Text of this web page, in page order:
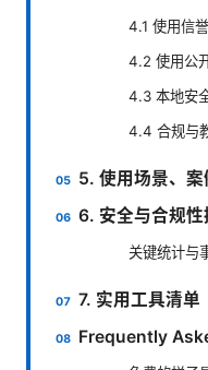
4.1 使用信
4.2 使用公
4.3 本地安
4.4 合规与
5. 使用场景、
6. 安全与合规性
关键统计与
7. 实用工具清单
Frequently